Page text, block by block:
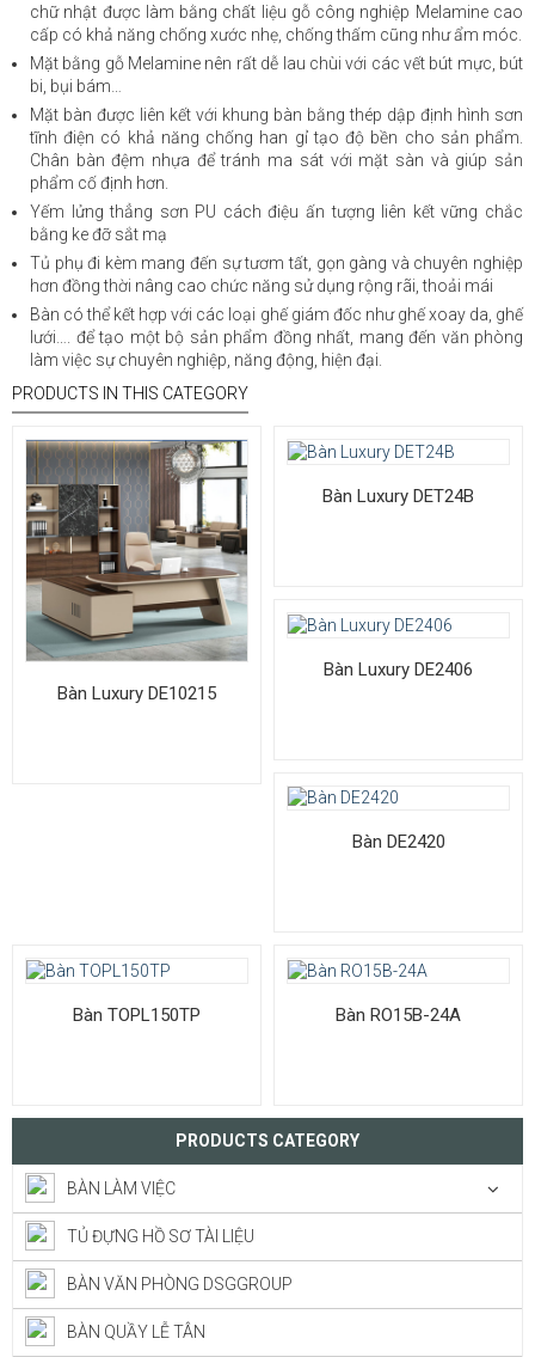
chữ nhật được làm bằng chất liệu gỗ công nghiệp Melamine cao
cấp có khả năng chống xước nhẹ, chống thấm cũng như ẩm móc.
Mặt bằng gỗ Melamine nên rất dễ lau chùi với các vết bút mực, bút
bi, bụi bám…
Mặt bàn được liên kết với khung bàn bằng thép dập định hình sơn
tĩnh điện có khả năng chống han gỉ tạo độ bền cho sản phẩm.
Chân bàn đệm nhựa để tránh ma sát với mặt sàn và giúp sản
phẩm cố định hơn.
Yếm lửng thẳng sơn PU cách điệu ấn tượng liên kết vững chắc
bằng ke đỡ sắt mạ
Tủ phụ đi kèm mang đến sự tươm tất, gọn gàng và chuyên nghiệp
hơn đồng thời nâng cao chức năng sử dụng rộng rãi, thoải mái
Bàn có thể kết hợp với các loại ghế giám đốc như ghế xoay da, ghế
lưới…. để tạo một bộ sản phẩm đồng nhất, mang đến văn phòng
làm việc sự chuyên nghiệp, năng động, hiện đại.
PRODUCTS IN THIS CATEGORY
Bàn Luxury DE10215
Bàn Luxury DET24B
Bàn Luxury DE2406
Bàn DE2420
Bàn TOPL150TP Bàn RO15B-24A
PRODUCTS CATEGORY
BÀN LÀM VIỆC
TỦ ĐỰNG HỒ SƠ TÀI LIỆU
BÀN VĂN PHÒNG DSGGROUP
BÀN QUẦY LỄ TÂN